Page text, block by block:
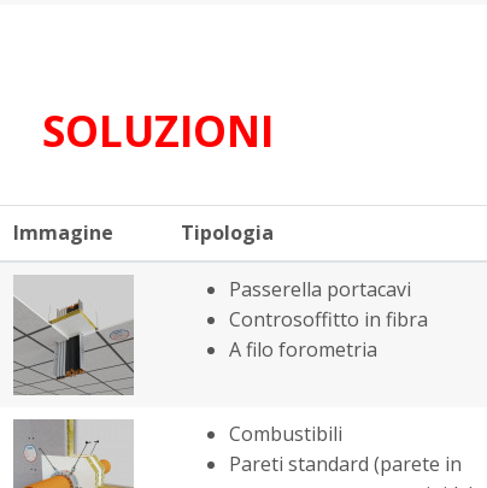
SOLUZIONI
Immagine Tipologia
Passerella portacavi
Controsoffitto in fibra
A filo forometria
Combustibili
Pareti standard (parete in